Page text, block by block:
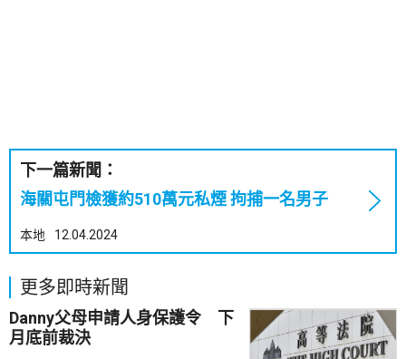
下一篇新聞：
海關屯門檢獲約510萬元私煙 拘捕一名男子
本地 12.04.2024
更多即時新聞
Danny父母申請人身保護令 下
月底前裁決